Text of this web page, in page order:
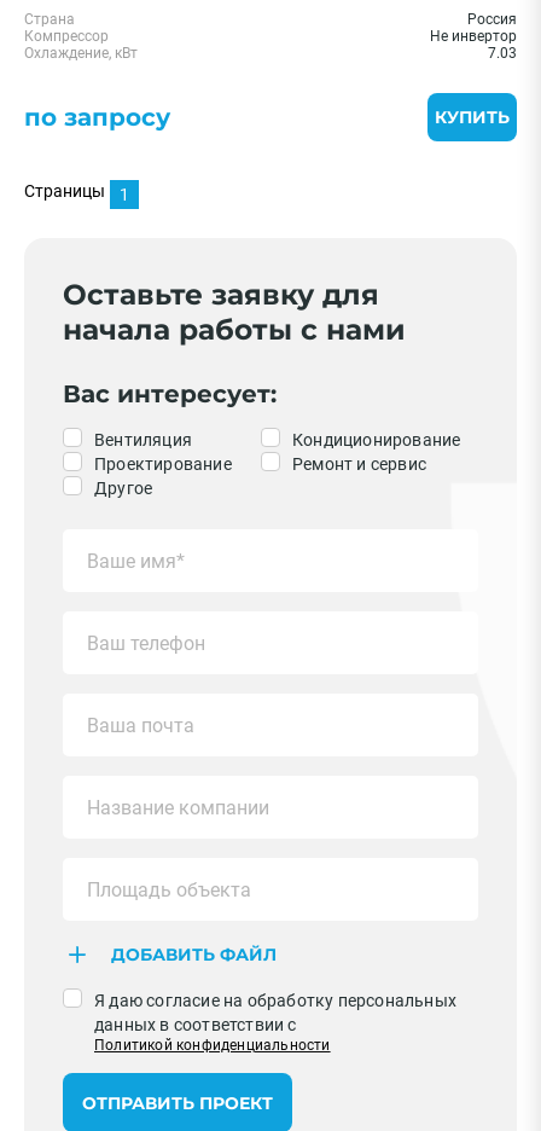
Страна
Россия
Компрессор
Не инвертор
Охлаждение, кВт
7.03
по запросу КУПИТЬ
Страницы 1
Оставьте заявку для
начала работы с нами
Вас интересует:
Вентиляция
Кондиционирование
Проектирование
Ремонт и сервис
Другое
ДОБАВИТЬ ФАЙЛ
Я даю согласие на обработку персональных
данных в соответствии с
Политикой конфиденциальности
ОТПРАВИТЬ ПРОЕКТ